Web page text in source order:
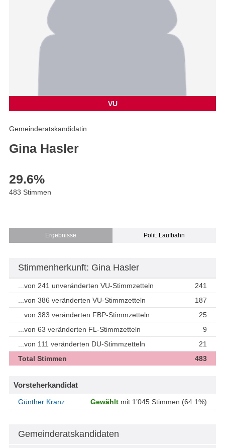
VU
Gemeinderatskandidatin
Gina Hasler
29.6%
483 Stimmen
Ergebnisse Polit. Laufbahn
Stimmenherkunft: Gina Hasler
...von 241 unveränderten VU-Stimmzetteln
241
...von 386 veränderten VU-Stimmzetteln
187
...von 383 veränderten FBP-Stimmzetteln
25
...von 63 veränderten FL-Stimmzetteln
9
...von 111 veränderten DU-Stimmzetteln
21
Total Stimmen
483
Vorsteherkandidat
Günther Kranz Gewählt mit 1’045 Stimmen (64.1%)
Gemeinderatskandidaten